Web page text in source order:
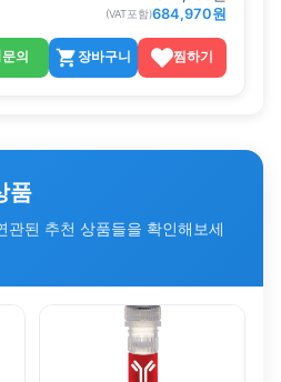
(VAT포함)684,970원
문의 장바구니 찜하기
품
관된 추천 상품들을 확인해보세